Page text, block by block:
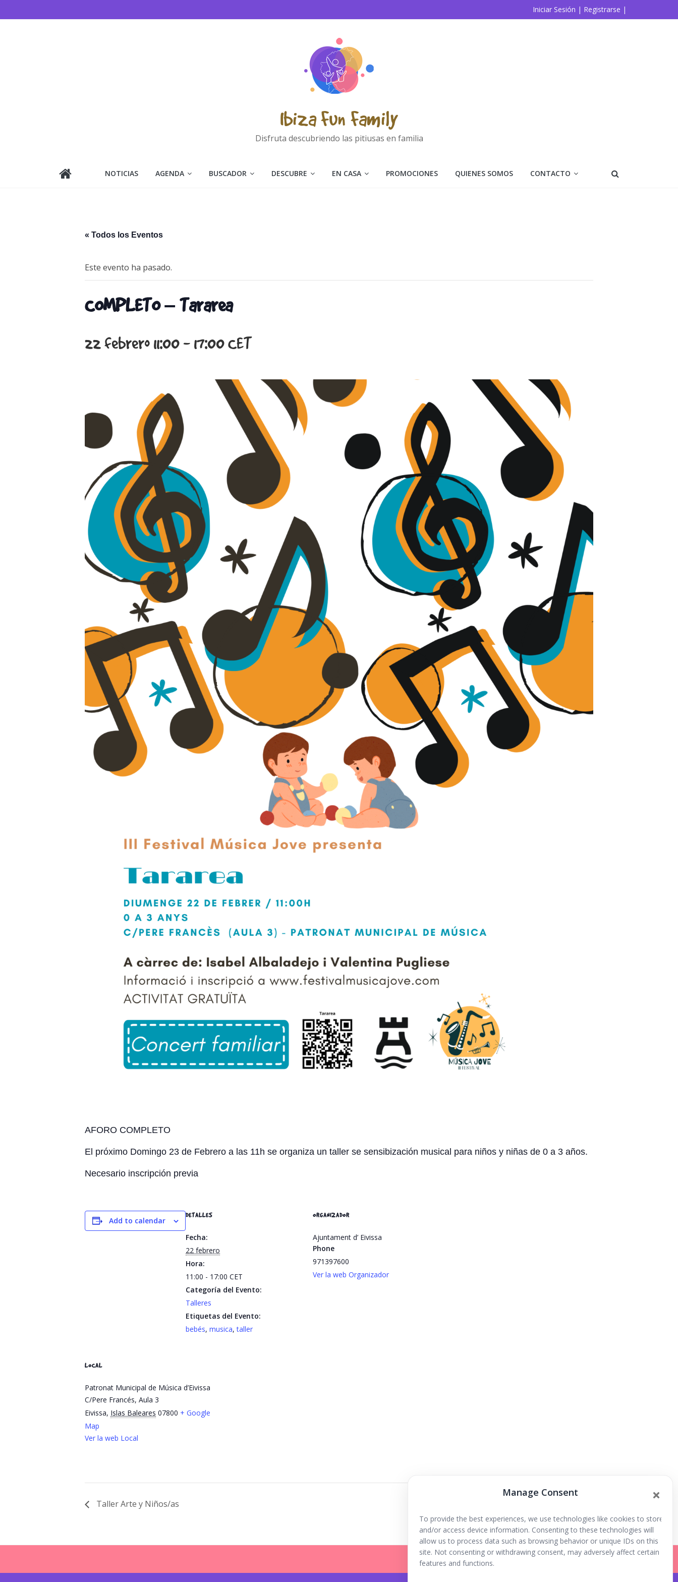
Manage Consent
To provide the best experiences, we use technologies like cookies to store
and/or access device information. Consenting to these technologies will
allow us to process data such as browsing behavior or unique IDs on this
site. Not consenting or withdrawing consent, may adversely affect certain
features and functions.
al
Iniciar Sesión | Registrarse |
Ibiza Fun Family
Disfruta descubriendo las pitiusas en familia
NOTICIAS AGENDA BUSCADOR DESCUBRE EN CASA PROMOCIONES QUIENES SOMOS CONTACTO
« Todos los Eventos
Este evento ha pasado.
COMPLETO – Tararea
22 febrero 11:00 - 17:00CET
AFORO COMPLETO
El próximo Domingo 23 de Febrero a las 11h se organiza un taller se sensibización musical para niños y niñas de 0 a 3 años.
Necesario inscripción previa
Add to calendar
DETALLES
Fecha:
22 febrero
Hora:
11:00 - 17:00 CET
Categoría del Evento:
Talleres
Etiquetas del Evento:
bebés, musica,taller
ORGANIZADOR
Ajuntament d’ Eivissa
Phone
971397600
Ver la web Organizador
LOCAL
Patronat Municipal de Música d’Eivissa
C/Pere Francés, Aula 3
Eivissa, Islas Baleares 07800 + Google
Map
Ver la web Local
Taller Arte y Niños/as